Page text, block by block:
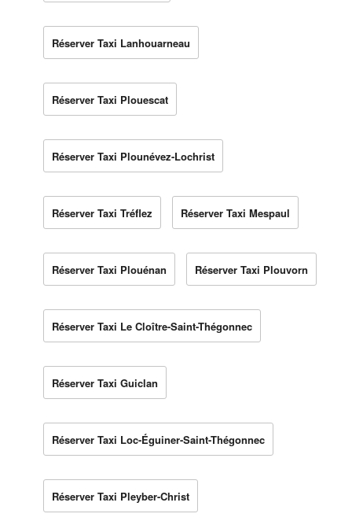
Réserver Taxi Lanhouarneau
Réserver Taxi Plouescat
Réserver Taxi Plounévez-Lochrist
Réserver Taxi Tréflez Réserver Taxi Mespaul
Réserver Taxi Plouénan Réserver Taxi Plouvorn
Réserver Taxi Le Cloître-Saint-Thégonnec
Réserver Taxi Guiclan
Réserver Taxi Loc-Éguiner-Saint-Thégonnec
Réserver Taxi Pleyber-Christ